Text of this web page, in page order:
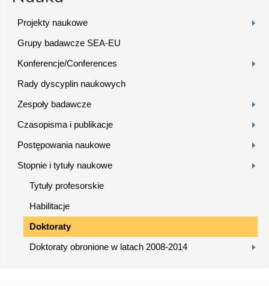
Projekty naukowe
Grupy badawcze SEA-EU
Konferencje/Conferences
Rady dyscyplin naukowych
Zespoły badawcze
Czasopisma i publikacje
Postępowania naukowe
Stopnie i tytuły naukowe
Tytuły profesorskie
Habilitacje
Doktoraty
Doktoraty obronione w latach 2008-2014